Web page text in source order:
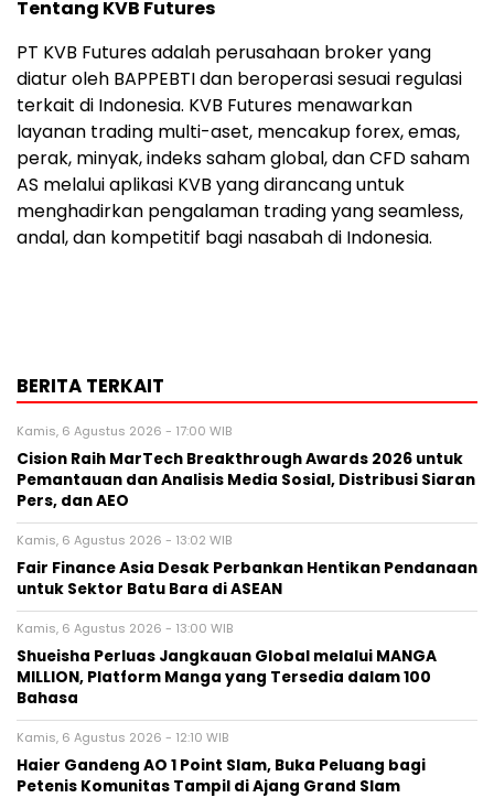
Tentang KVB Futures
PT KVB Futures adalah perusahaan broker yang
diatur oleh BAPPEBTI dan beroperasi sesuai regulasi
terkait di Indonesia. KVB Futures menawarkan
layanan trading multi-aset, mencakup forex, emas,
perak, minyak, indeks saham global, dan CFD saham
AS melalui aplikasi KVB yang dirancang untuk
menghadirkan pengalaman trading yang seamless,
andal, dan kompetitif bagi nasabah di Indonesia.
BERITA TERKAIT
Kamis, 6 Agustus 2026 - 17:00 WIB
Cision Raih MarTech Breakthrough Awards 2026 untuk
Pemantauan dan Analisis Media Sosial, Distribusi Siaran
Pers, dan AEO
Kamis, 6 Agustus 2026 - 13:02 WIB
Fair Finance Asia Desak Perbankan Hentikan Pendanaan
untuk Sektor Batu Bara di ASEAN
Kamis, 6 Agustus 2026 - 13:00 WIB
Shueisha Perluas Jangkauan Global melalui MANGA
MILLION, Platform Manga yang Tersedia dalam 100
Bahasa
Kamis, 6 Agustus 2026 - 12:10 WIB
Haier Gandeng AO 1 Point Slam, Buka Peluang bagi
Petenis Komunitas Tampil di Ajang Grand Slam